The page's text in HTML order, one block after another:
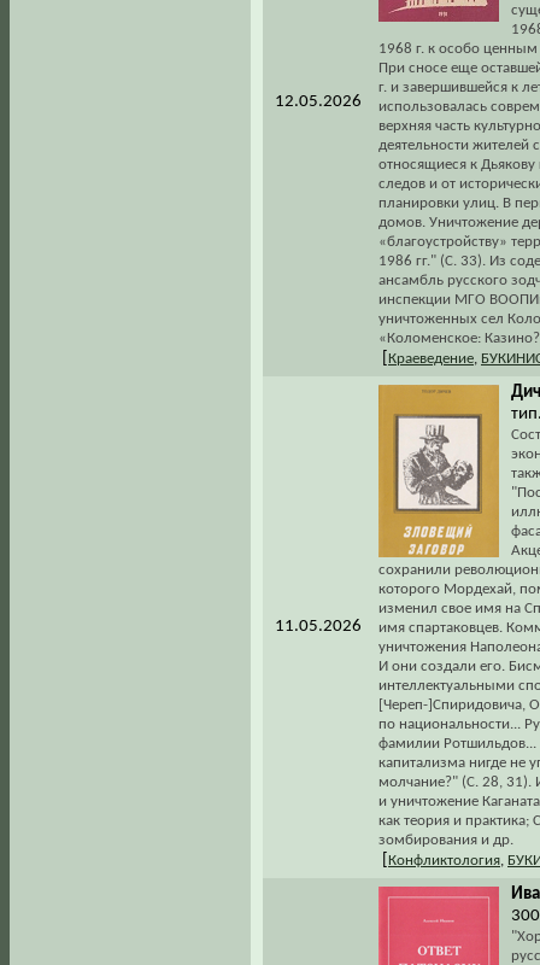
12.05.2026
1968 г. к особо
При сносе еще
г. и завершившейся к
использовалась
верхняя часть
деятельности жителей
относящиеся к
следов и от
планировки улиц. В
домов. Уничтожение
«благоустройству»
1986 гг." (С. 33). Из
ансамбль русского
инспекции МГО
уничтоженных сел
«Коломенское:
Краеведение
11.05.2026
сохранили
которого Мордехай,
изменил свое имя на
имя спартаковцев.
уничтожения
И они создали его.
интеллектуальными
[Череп-]Спиридовича,
по национальности...
фамилии Ротшильдов...
капитализма нигде не
молчание?" (С. 28,
и уничтожение
как теория и
зомбирования и др.
Конфликтология